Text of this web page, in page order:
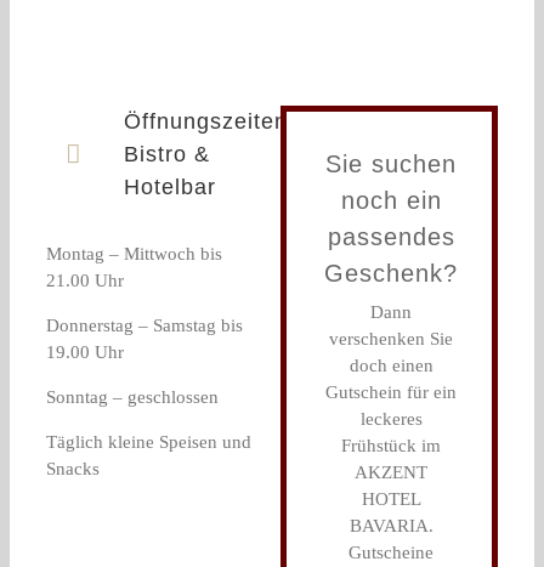
Öffnungszeiten
Bistro &
Hotelbar
Montag – Mittwoch bis
21.00 Uhr
Donnerstag – Samstag bis
19.00 Uhr
Sonntag – geschlossen
Täglich kleine Speisen und
Snacks
Sie suchen
noch ein
passendes
Geschenk?
Dann
verschenken Sie
doch einen
Gutschein für ein
leckeres
Frühstück im
AKZENT
HOTEL
BAVARIA.
Gutscheine